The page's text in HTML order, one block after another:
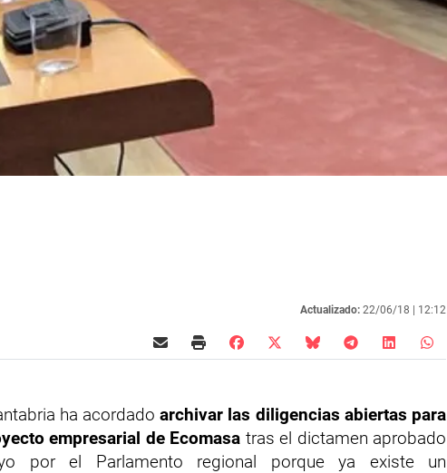
Actualizado: 22/06/18 | 12:12
ha acordadoarchivar las diligencias abiertas para
empresarial de Ecomasa tras el dictamen aprobado
por el Parlamento regional porque ya existe un